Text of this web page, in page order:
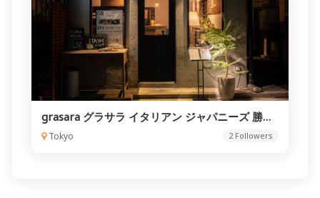
grasara グラサラ イタリアン ジャパニーズ 勝どき
Tokyo 2 Followers